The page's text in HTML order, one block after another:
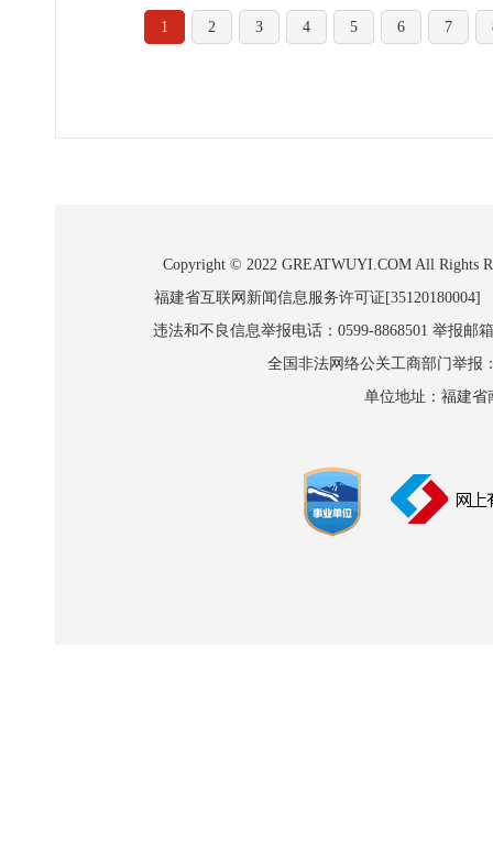
1 2 3 4 5 6 7
Copyright © 2022 GREATWUYI.COM All Rights
福建省互联网新闻信息服务许可证
违法和不良信息举报电话：0599-8868501 举报邮
全国非法网络公关工商部门举报
单位地址：福建省